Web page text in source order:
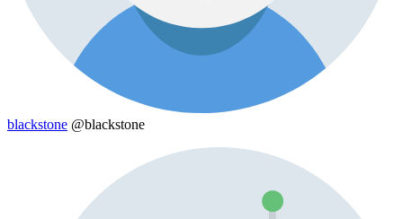
blackstone @blackstone